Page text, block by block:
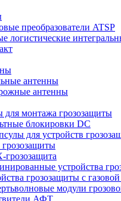
преобразователи ATSP
логистические
антенны
антенны
для монтажа грозозащиты
блокировки DC
для устройств
грозозащиты
грозозащита
устройства
грозозащиты с
модули
АФТ